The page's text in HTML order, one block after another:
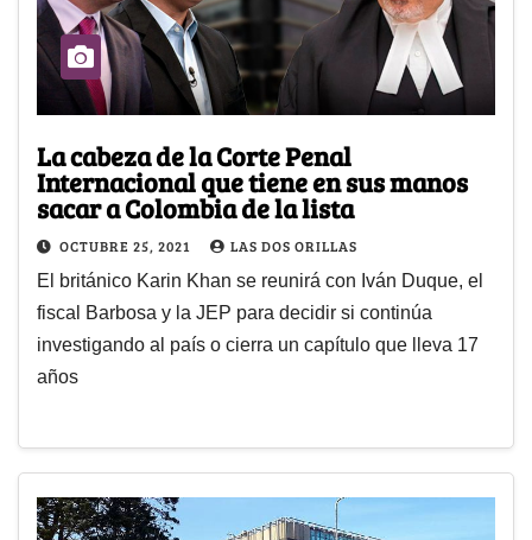
La cabeza de la Corte Penal
Internacional que tiene en sus manos
sacar a Colombia de la lista
OCTUBRE 25, 2021 LAS DOS ORILLAS
El británico Karin Khan se reunirá con Iván Duque, el
fiscal Barbosa y la JEP para decidir si continúa
investigando al país o cierra un capítulo que lleva 17
años